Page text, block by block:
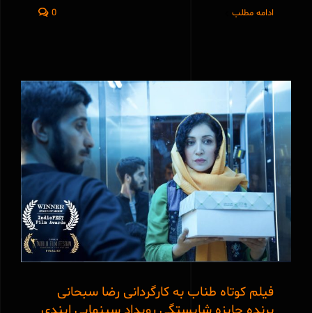
ادامه مطلب 0
فیلم کوتاه طناب به کارگردانی رضا سبحانی
برنده جایزه شایستگی رویداد سینمایی ایندی
فست آمریکا (IndieFEST Film Awards)
فیلم کوتاه طناب به کارگردانی رضا سبحانی